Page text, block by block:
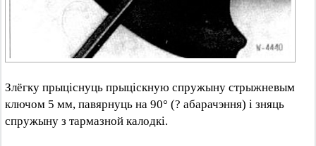
Злёгку прыціснуць прыціскную спружыну стрыжневым
ключом 5 мм, павярнуць на 90° (? абарачэння) і зняць
спружыну з тармазной калодкі.